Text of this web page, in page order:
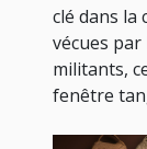
clé dans la
vécues
militants,
fenêtre